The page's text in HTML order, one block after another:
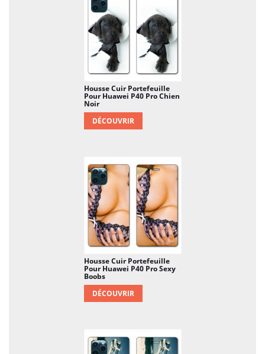
Housse Cuir Portefeuille
Pour Huawei P40 Pro Chien
Noir
DÉCOUVRIR
Housse Cuir Portefeuille
Pour Huawei P40 Pro Sexy
Boobs
DÉCOUVRIR